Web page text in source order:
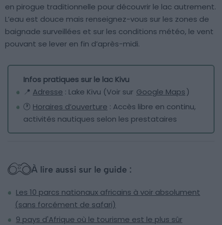
en pirogue traditionnelle pour découvrir le lac autrement.
L’eau est douce mais renseignez-vous sur les zones de
baignade surveillées et sur les conditions météo, le vent
pouvant se lever en fin d’après-midi.
Infos pratiques sur le lac Kivu
📍 Adresse : Lake Kivu (Voir sur Google Maps)
🕐 Horaires d’ouverture : Accès libre en continu,
activités nautiques selon les prestataires
À lire aussi sur le guide :
Les 10 parcs nationaux africains à voir absolument
(sans forcément de safari)
9 pays d'Afrique où le tourisme est le plus sûr